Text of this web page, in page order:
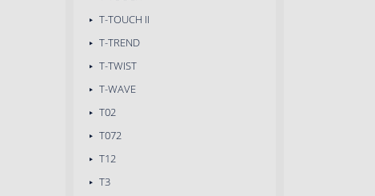
T-TOUCH II
T-TREND
T-TWIST
T-WAVE
T02
T072
T12
T3